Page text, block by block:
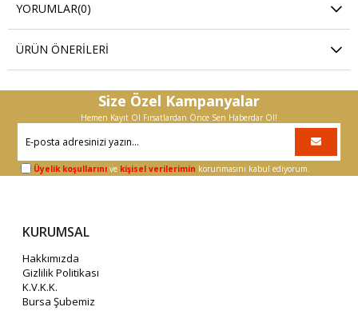
YORUMLAR(0)
ÜRÜN ÖNERILERI
Size Özel Kampanyalar
Hemen Kayıt Ol Fırsatlardan Önce Sen Haberdar Ol!
Üyelik koşullarını ve kişisel verilerimin korunmasını kabul ediyorum.
KURUMSAL
Hakkımızda
Gizlilik Politikası
K.V.K.K.
Bursa Şubemiz